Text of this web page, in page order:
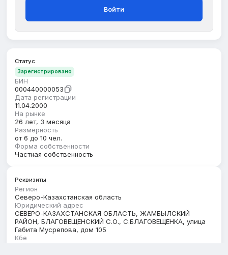
Войти
Статус
Зарегистрировано
БИН
000440000053
Дата регистрации
11.04.2000
На рынке
26 лет, 3 месяца
Размерность
от 6 до 10 чел.
Форма собственности
Частная собственность
Реквизиты
Регион
Северо-Казахстанская область
Юридический адрес
СЕВЕРО-КАЗАХСТАНСКАЯ ОБЛАСТЬ, ЖАМБЫЛСКИЙ
РАЙОН, БЛАГОВЕЩЕНСКИЙ С.О., С.БЛАГОВЕЩЕНКА, улица
Габита Мусрепова, дом 105
Кбе